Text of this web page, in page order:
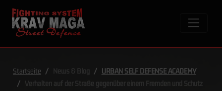
Startseite
URBAN SELF DEFENSE ACADEMY
Verhalten auf der Straße gegenüber einem Fremden und Schutz